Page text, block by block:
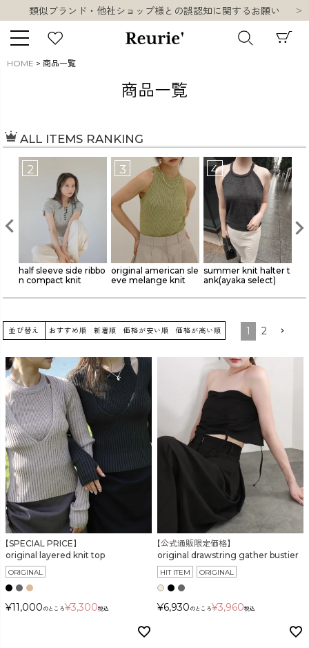
類似ブランド・他社ショップ様との誤認知に関するお願い
熊本県熊本地方を震源とする地震の影響について
10,000円以上ご購入で送料無料
販売タイプ
新着 再入荷 SALE
商品タイプ
HIT ITEM
価格
在庫なし商品
表示する
表示しない
HOME 商品一覧
商品一覧
ALL ITEMS RANKING
3
original american sle
eve melange knit
4
summer knit halter t
ank(ayaka select)
5
original layered one
piece
並び替え おすすめ順 新着順 価格が安い順 価格が高い順 1 2
【SPECIAL PRICE】
original layered knit top
ORIGINAL
¥11,000 のところ¥3,300税込
【公式通販限定価格】
original drawstring gather bustier
HIT ITEM ORIGINAL
¥6,930 のところ¥3,960税込